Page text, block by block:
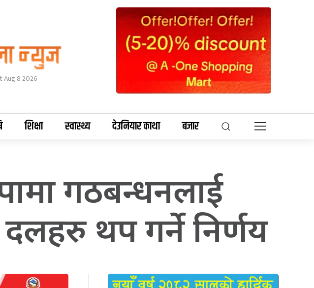
Aug 8 2026
शिक्षा स्वास्थ्य देउनियार काथा बजार
गठबन्धनलाई
थप गर्ने निर्णय